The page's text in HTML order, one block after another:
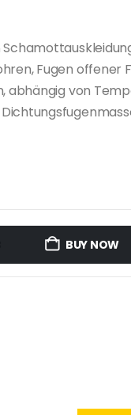
Fugen offener
abhängig von
BUY NOW